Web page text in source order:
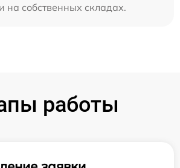
на собственных складах.
работы